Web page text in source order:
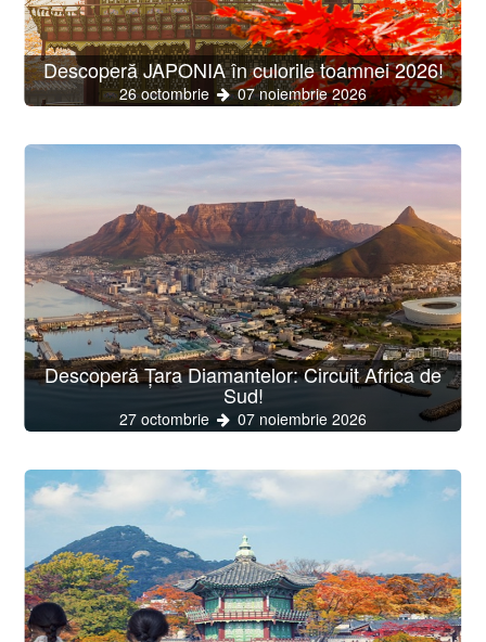
Descoperă JAPONIA în culorile toamnei 2026!
26 octombrie 07 noiembrie 2026
Descoperă Țara Diamantelor: Circuit Africa de
Sud!
27 octombrie 07 noiembrie 2026